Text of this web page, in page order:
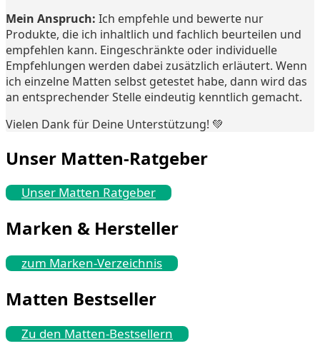
Mein Anspruch: Ich empfehle und bewerte nur
Produkte, die ich inhaltlich und fachlich beurteilen und
empfehlen kann. Eingeschränkte oder individuelle
Empfehlungen werden dabei zusätzlich erläutert. Wenn
ich einzelne Matten selbst getestet habe, dann wird das
an entsprechender Stelle eindeutig kenntlich gemacht.
Vielen Dank für Deine Unterstützung! 💚
Unser Matten-Ratgeber
Unser Matten Ratgeber
Marken & Hersteller
zum Marken-Verzeichnis
Matten Bestseller
Zu den Matten-Bestsellern